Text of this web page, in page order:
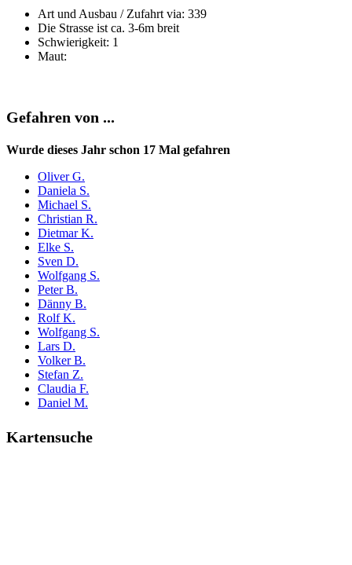
Art und Ausbau / Zufahrt via: 339
Die Strasse ist ca. 3-6m breit
Schwierigkeit: 1
Maut:
Gefahren von ...
Wurde dieses Jahr schon 17 Mal gefahren
Oliver G.
Daniela S.
Michael S.
Christian R.
Dietmar K.
Elke S.
Sven D.
Wolfgang S.
Peter B.
Dänny B.
Rolf K.
Wolfgang S.
Lars D.
Volker B.
Stefan Z.
Claudia F.
Daniel M.
Kartensuche